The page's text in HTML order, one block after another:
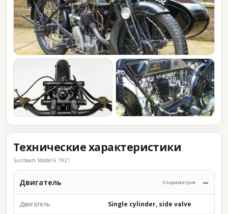
Технические характеристики
Sunbeam Model 6 1921
Двигатель 5 параметров
Двигатель Single cylinder, side valve